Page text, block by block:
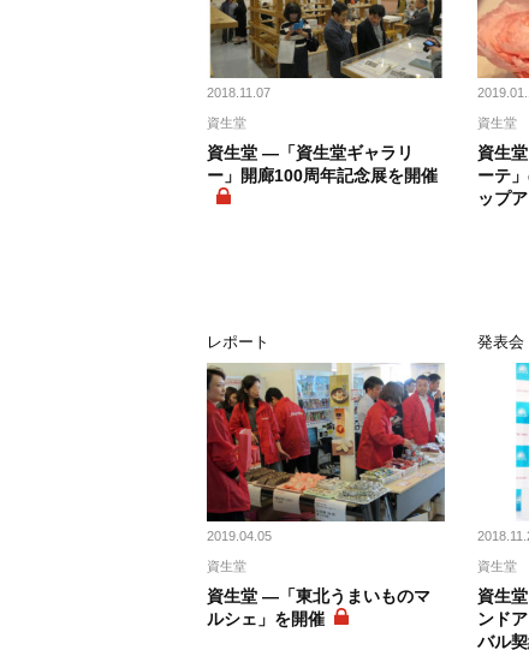
2018.11.07
資生堂
資生堂 ―「資生堂ギャラリ
ー」開廊100周年記念展を開催
資生堂
資生
ーテ
ップ
レポート
2019.04.05
資生堂
資生堂 ―「東北うまいものマ
ルシェ」を開催
発表会
資生堂
資生
ンド
バル